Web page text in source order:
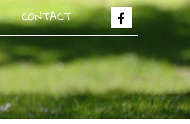
CONTACT